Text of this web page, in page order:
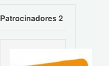
Patrocinadores 2